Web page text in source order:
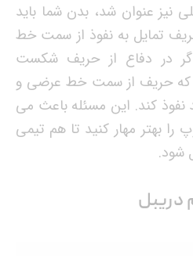
نیز عنوان شد، بدن شما باید
تمایل به نفوذ از سمت خط
در دفاع از حریف شکست
که حریف از سمت خط عرضی و
کند. این مسئله باعث می
بهتر مهار کنید تا هم تیمی
شود.